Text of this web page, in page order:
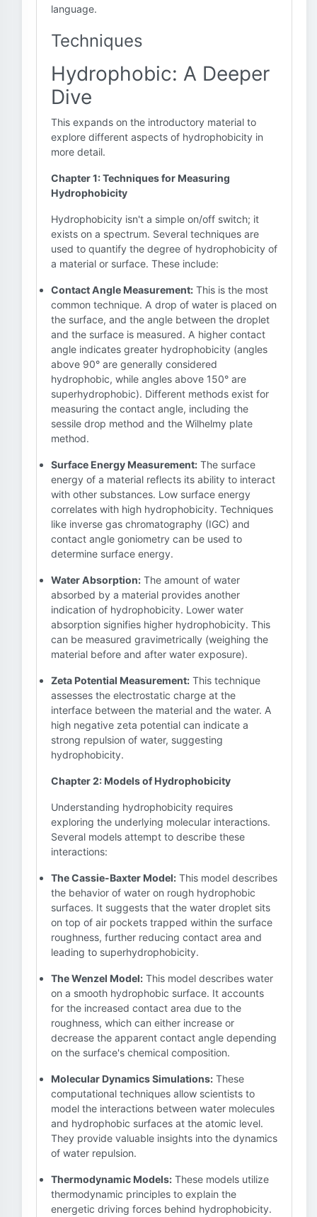
language.
Techniques
Hydrophobic: A Deeper
Dive
This expands on the introductory material to
explore different aspects of hydrophobicity in
more detail.
Chapter 1: Techniques for Measuring
Hydrophobicity
Hydrophobicity isn't a simple on/off switch; it
exists on a spectrum. Several techniques are
used to quantify the degree of hydrophobicity of
a material or surface. These include:
Contact Angle Measurement: This is the most
common technique. A drop of water is placed on
the surface, and the angle between the droplet
and the surface is measured. A higher contact
angle indicates greater hydrophobicity (angles
above 90° are generally considered
hydrophobic, while angles above 150° are
superhydrophobic). Different methods exist for
measuring the contact angle, including the
sessile drop method and the Wilhelmy plate
method.
Surface Energy Measurement: The surface
energy of a material reflects its ability to interact
with other substances. Low surface energy
correlates with high hydrophobicity. Techniques
like inverse gas chromatography (IGC) and
contact angle goniometry can be used to
determine surface energy.
Water Absorption: The amount of water
absorbed by a material provides another
indication of hydrophobicity. Lower water
absorption signifies higher hydrophobicity. This
can be measured gravimetrically (weighing the
material before and after water exposure).
Zeta Potential Measurement: This technique
assesses the electrostatic charge at the
interface between the material and the water. A
high negative zeta potential can indicate a
strong repulsion of water, suggesting
hydrophobicity.
Chapter 2: Models of Hydrophobicity
Understanding hydrophobicity requires
exploring the underlying molecular interactions.
Several models attempt to describe these
interactions:
The Cassie-Baxter Model: This model describes
the behavior of water on rough hydrophobic
surfaces. It suggests that the water droplet sits
on top of air pockets trapped within the surface
roughness, further reducing contact area and
leading to superhydrophobicity.
The Wenzel Model: This model describes water
on a smooth hydrophobic surface. It accounts
for the increased contact area due to the
roughness, which can either increase or
decrease the apparent contact angle depending
on the surface's chemical composition.
Molecular Dynamics Simulations: These
computational techniques allow scientists to
model the interactions between water molecules
and hydrophobic surfaces at the atomic level.
They provide valuable insights into the dynamics
of water repulsion.
Thermodynamic Models: These models utilize
thermodynamic principles to explain the
energetic driving forces behind hydrophobicity.